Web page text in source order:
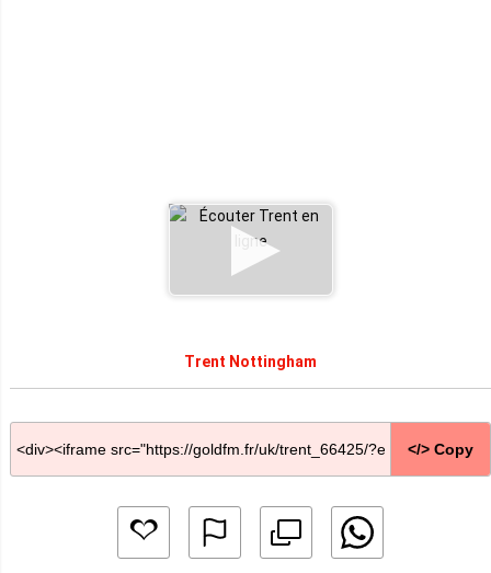
Trent Nottingham
</> Copy